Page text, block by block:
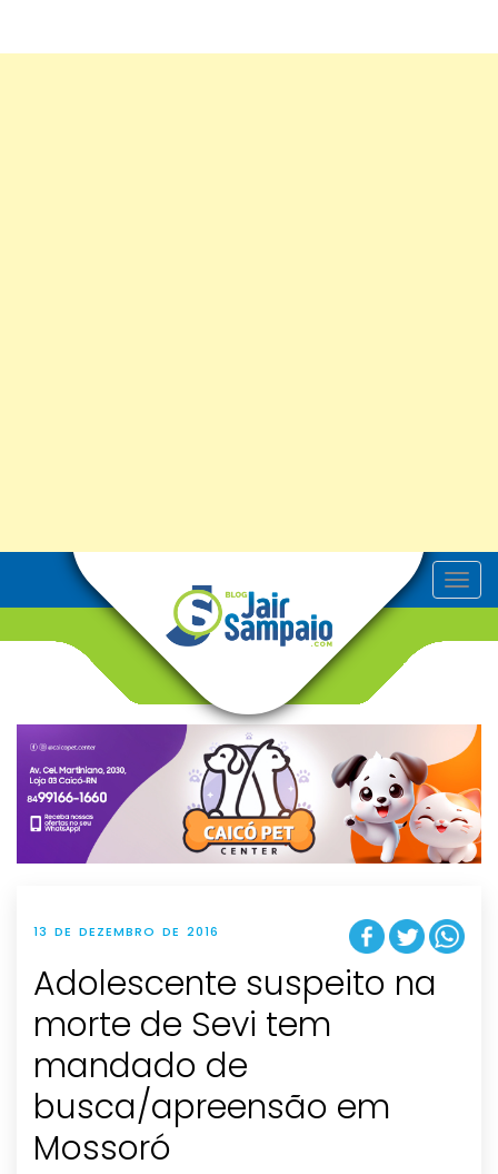
T
o
v
g
t
i
o
n
13 DE DEZEMBRO DE 2016
Adolescente suspeito na
morte de Sevi tem
mandado de
busca/apreensão em
Mossoró